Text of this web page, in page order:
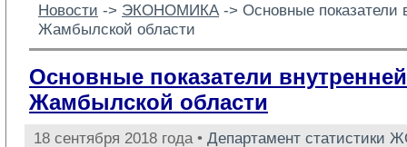
Новости -> ЭКОНОМИКА -> Основные показатели
Жамбылской области
Основные показатели
Жамбылской области
18 сентября 2018 года • Департамент статистики